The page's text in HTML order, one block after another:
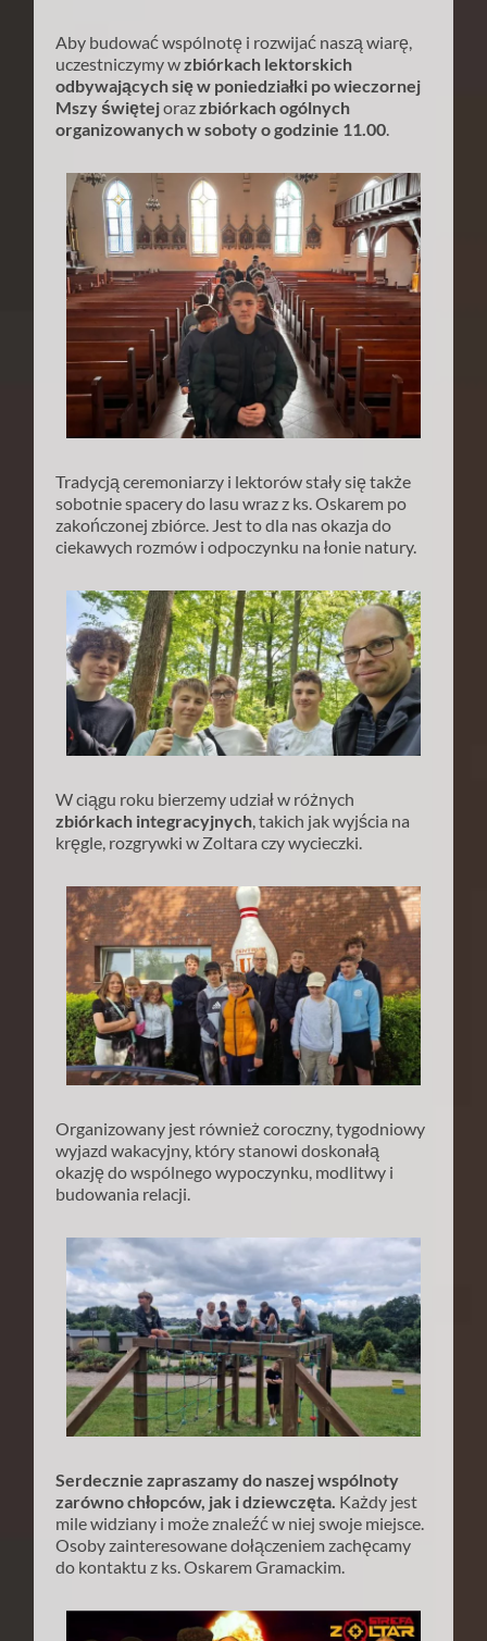
Aby budować wspólnotę i rozwijać naszą wiarę,
uczestniczymy wzbiórkach lektorskich
odbywających się w poniedziałki po wieczornej
Mszy świętejorazzbiórkach ogólnych
organizowanych w soboty o godzinie 11.00
Tradycją ceremoniarzy i lektorów stały się także
sobotnie spacery do lasu wraz z ks. Oskarem po
zakończonej zbiórce. Jest to dla nas okazja do
ciekawych rozmów i odpoczynku na łonie natury.
W ciągu roku bierzemy udział w różnych
zbiórkach integracyjnych , takich jak wyjścia na
kręgle, rozgrywki w Zoltara czy wycieczki.
Organizowany jest również coroczny, tygodniowy
wyjazd wakacyjny, który stanowi doskonałą
okazję do wspólnego wypoczynku, modlitwy i
budowania relacji.
Serdecznie zapraszamy do naszej wspólnoty
zarówno chłopców, jak i dziewczęta. Każdy jest
mile widziany i może znaleźć w niej swoje miejsce.
Osoby zainteresowane dołączeniem zachęcamy
do kontaktu z ks. Oskarem Gramackim.